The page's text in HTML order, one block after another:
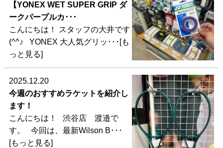
【YONEX WET SUPER GRIP ダ
ークパープルカ･･･
こんにちは！ スタッフの大井です
(^^♪ YONEX 大人気グリッ･･･[も
っと見る]
2025.12.20
今週のおすすめラケットを紹介し
ます！
こんにちは！ 渋谷店 渡邉で
す。 今回は、最新Wilson B･･･
[もっと見る]